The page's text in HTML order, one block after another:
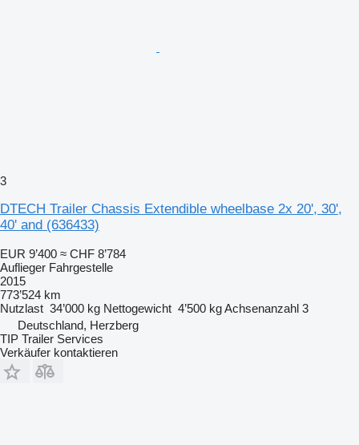
3
DTECH Trailer Chassis Extendible wheelbase 2x 20', 30',
40' and (636433)
EUR 9’400 ≈ CHF 8’784
Auflieger Fahrgestelle
2015
773’524 km
Nutzlast 34’000 kg Nettogewicht 4’500 kgAchsenanzahl 3
Deutschland, Herzberg
TIP Trailer Services
Verkäufer kontaktieren